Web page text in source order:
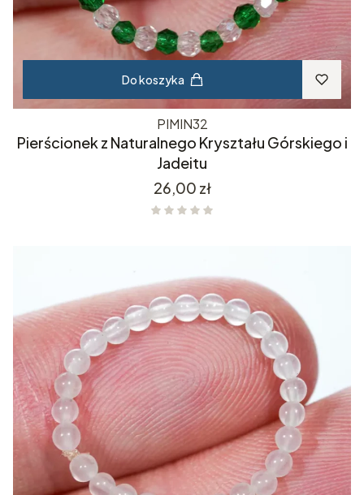
Do koszyka
PIMIN32
Pierścionek z Naturalnego Kryształu Górskiego i
Jadeitu
Cena
26,00 zł